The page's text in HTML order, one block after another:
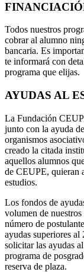
Todos nuestros
cobrar al alumno
bancaria. Es
te informará con
programa que elijas.
AYUDAS AL
La Fundación
junto con la ayuda
organismos
creado la citada
aquellos alumnos
de CEUPE, quieran
estudios.
Los fondos de
volumen de
número de
ayudas superiores
solicitar las ayudas
programa de
reserva de plaza.